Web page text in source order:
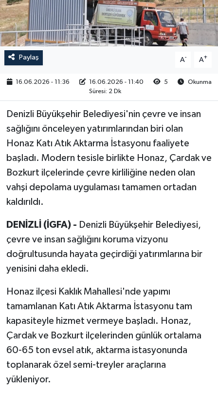
Paylaş A- A+
16.06.2026 - 11:36 16.06.2026 - 11:40 5
Okunma
Süresi: 2 Dk
Denizli Büyükşehir Belediyesi'nin çevre ve insan
sağlığını önceleyen yatırımlarından biri olan
Honaz Katı Atık Aktarma İstasyonu faaliyete
başladı. Modern tesisle birlikte Honaz, Çardak ve
Bozkurt ilçelerinde çevre kirliliğine neden olan
vahşi depolama uygulaması tamamen ortadan
kaldırıldı.
DENİZLİ (İGFA) - Denizli Büyükşehir Belediyesi,
çevre ve insan sağlığını koruma vizyonu
doğrultusunda hayata geçirdiği yatırımlarına bir
yenisini daha ekledi.
Honaz ilçesi Kaklık Mahallesi'nde yapımı
tamamlanan Katı Atık Aktarma İstasyonu tam
kapasiteyle hizmet vermeye başladı. Honaz,
Çardak ve Bozkurt ilçelerinden günlük ortalama
60-65 ton evsel atık, aktarma istasyonunda
toplanarak özel semi-treyler araçlarına
yükleniyor.
RESMİ İLAN